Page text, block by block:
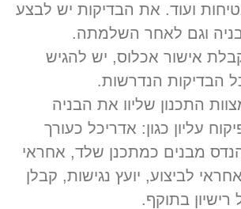
ועוד. את הבדיקות יש לבצע
וגם לאחר השלמתה.
אישור אכלוס, יש להגיש
הבדיקות הנדרשות.
התכנון שליוו את הבניה
עליון כגון: אדריכל כעורך
מבנים כמתכנן שלד, אחראי
לביצוע, יועץ נגישות, קבלן
בתוקף.